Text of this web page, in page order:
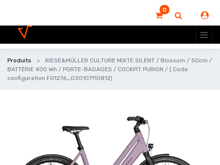
0
Produits
RIESE&MÜLLER CULTURE MIXTE SILENT / Blossom / 50cm /
BATTERIE 400 Wh / PORTE-BAGAGES / COCKPIT PURION / ( Code
configuration F01276_030107110812)